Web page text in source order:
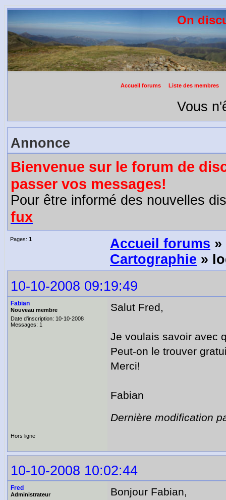
On
Accueil forums Liste des membres
Vous
Annonce
Bienvenue sur le forum de
passer vos messages!
Pour être informé des nouvelles
fux
Pages: 1 Accueil forums »
Cartographie »
10-10-2008 09:19:49
Fabian
Nouveau membre
Date d'inscription: 10-10-2008
Messages: 1
Salut Fred,
Je voulais savoir avec
Peut-on le trouver
Merci!
Fabian
Dernière modification
Hors ligne
10-10-2008 10:02:44
Fred
Administrateur
Bonjour Fabian,